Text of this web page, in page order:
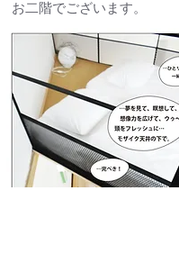
お二階でございます。